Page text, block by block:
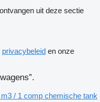
uit deze sectie
privacybeleid en onze